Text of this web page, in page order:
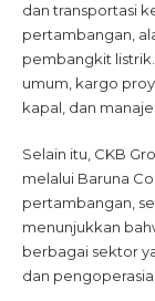
dan transportasi
pertambangan,
pembangkit
umum, kargo
kapal, dan
Selain itu, CKB
melalui Baruna
pertambangan,
menunjukkan
berbagai sektor
dan